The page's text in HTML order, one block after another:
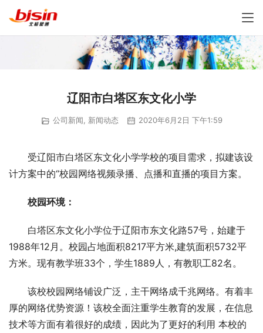
辽阳市白塔区东文化小学
公司新闻, 新闻动态 2020年6月2日 下午1:59
受辽阳市白塔区东文化小学学校的项目需求，拟建该设
计方案中的“校园网络视频录播、点播和直播的项目方案。
校园环境：
白塔区东文化小学位于辽阳市东文化路57号，始建于
1988年12月。校园占地面积8217平方米,建筑面积5732平
方米。现有教学班33个，学生1889人，有教职工82名。
该校校园网络铺设广泛，主干网络成千兆网络。有着丰
厚的网络优势资源！该校全面注重学生教育的发展，在信息
技术等方面有着很好的成绩，因此为了更好的利用 本校的